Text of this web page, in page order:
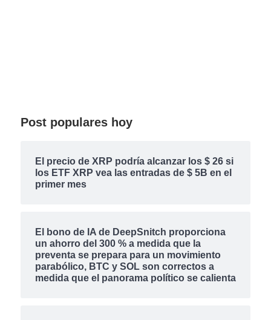
Post populares hoy
El precio de XRP podría alcanzar los $ 26 si
los ETF XRP vea las entradas de $ 5B en el
primer mes
El bono de IA de DeepSnitch proporciona
un ahorro del 300 % a medida que la
preventa se prepara para un movimiento
parabólico, BTC y SOL son correctos a
medida que el panorama político se calienta